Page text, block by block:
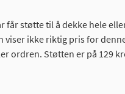
får støtte til å dekke hele
viser ikke riktig pris for
ordren. Støtten er på 129